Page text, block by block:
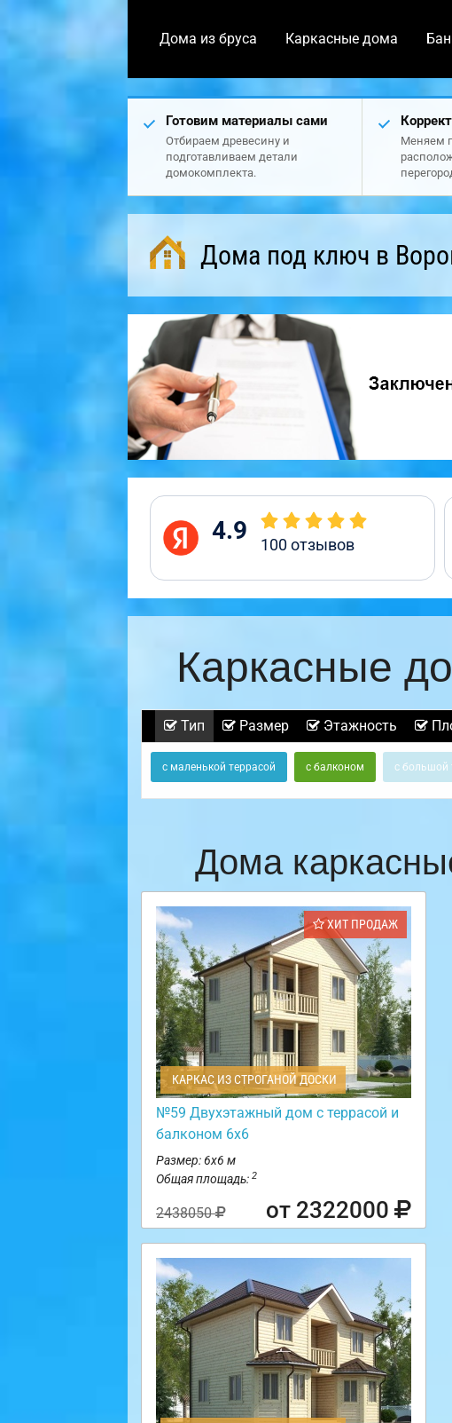
Дома из бруса Каркасные дома
Готовим материалы сами
Отбираем древесину и
подготавливаем детали
домокомплекта.
Меняем
Дома под ключ в
4.9 100отзывов
Каркасные
Тип Размер Этажность
с маленькой террасой с балконом с большой
Дома
ХИТ ПРОДАЖ
КАРКАС ИЗ СТРОГАНОЙ ДОСКИ
№59 Двухэтажный дом с террасой и
балконом 6х6
Размер: 6х6 м
Общая площадь: 2
2438050 от 2322000